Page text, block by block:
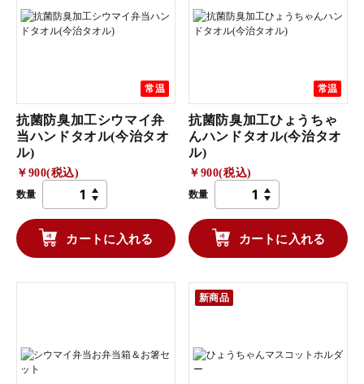
常温
抗菌防臭加工シウマイ弁
当ハンドタオル(今治タオ
ル)
￥900(税込)
数量
カートに入れる
常温
抗菌防臭加工ひょうちゃ
んハンドタオル(今治タオ
ル)
￥900(税込)
数量
カートに入れる
新商品